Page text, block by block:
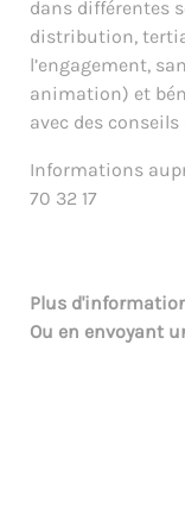
dans différentes
distribution,
l’engagement,
animation) et
avec des
Informations
70 32 17
Plus
Ou en envoyant